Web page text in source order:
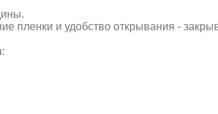
пленки и удобство открывания -